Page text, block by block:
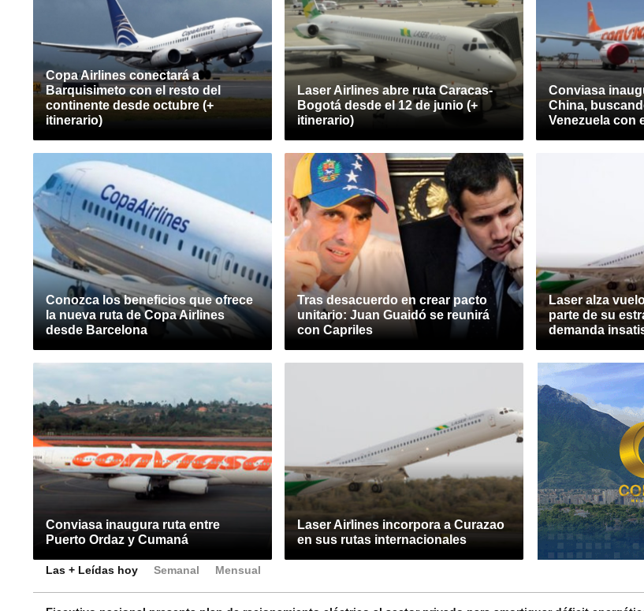
Copa Airlines conectará a
Barquisimeto con el resto del
continente desde octubre (+
itinerario)
Laser Airlines abre ruta Caracas-
Bogotá desde el 12 de junio (+
itinerario)
Conviasa
China,
Venezuela con
Conozca los beneficios que ofrece
la nueva ruta de Copa Airlines
desde Barcelona
Tras desacuerdo en crear pacto
unitario: Juan Guaidó se reunirá
con Capriles
Laser alza
parte de su
demanda
Conviasa inaugura ruta entre
Puerto Ordaz y Cumaná
Laser Airlines incorpora a Curazao
en sus rutas internacionales
Las + Leídas hoy Semanal Mensual